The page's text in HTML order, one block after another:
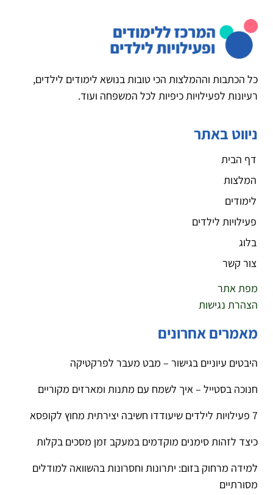
כל הכתבות וההמלצות הכי טובות בנושא לימודים לילדים,
רעיונות לפעילויות כיפיות לכל המשפחה ועוד.
ניווט באתר
דף הבית
המלצות
לימודים
פעילויות לילדים
בלוג
צור קשר
מפת אתר
הצהרת נגישות
מאמרים אחרונים
היבטים עיוניים בגישור – מבט מעבר לפרקטיקה
חנוכה בסטייל – איך לשמח עם מתנות ומארזים מקוריים
7 פעילויות לילדים שיעודדו חשיבה יצירתית מחוץ לקופסא
כיצד לזהות סימנים מוקדמים במעקב זמן מסכים בקלות
למידה מרחוק בזום: יתרונות וחסרונות בהשוואה למודלים
מסורתיים